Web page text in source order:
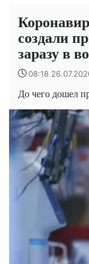
создали
заразу в
08:18
До чего дошел